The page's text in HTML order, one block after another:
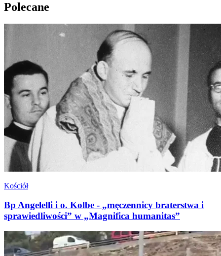
Polecane
Kościół
Bp Angelelli i o. Kolbe - „męczennicy braterstwa i
sprawiedliwości” w „Magnifica humanitas”